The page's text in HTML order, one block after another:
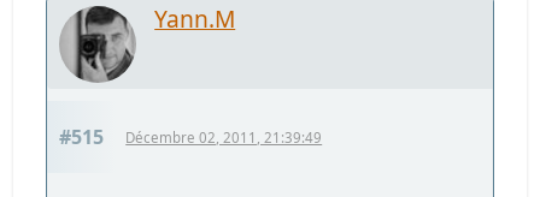
Yann.M
#515 Décembre 02, 2011, 21:39:49